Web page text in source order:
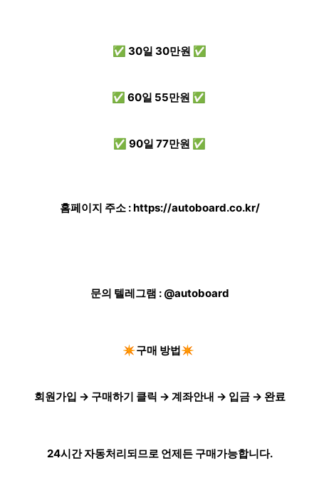
✅ 30일 30만원 ✅
✅ 60일 55만원 ✅
✅ 90일 77만원 ✅
홈페이지 주소 :https://autoboard.co.kr/
문의 텔레그램 : @autoboard
✴️구매 방법✴️
회원가입 → 구매하기 클릭 → 계좌안내 → 입금 → 완료
24시간 자동처리되므로 언제든 구매가능합니다.